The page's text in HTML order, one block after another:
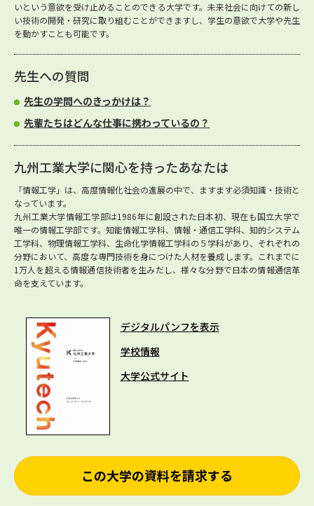
いという意欲を受け止めることのできる大学です。未来社会に向けての新し
い技術の開発・研究に取り組むことができますし、学生の意欲で大学や先生
を動かすことも可能です。
先生への質問
先生の学問へのきっかけは？
先輩たちはどんな仕事に携わっているの？
九州工業大学に関心を持ったあなたは
「情報工学」は、高度情報化社会の進展の中で、ますます必須知識・技術と
なっています。
九州工業大学情報工学部は1986年に創設された日本初、現在も国立大学で
唯一の情報工学部です。知能情報工学科、情報・通信工学科、知的システム
工学科、物理情報工学科、生命化学情報工学科の５学科があり、それぞれの
分野において、高度な専門技術を身につけた人材を養成します。これまでに
1万人を超える情報通信技術者を生みだし、様々な分野で日本の情報通信革
命を支えています。
デジタルパンフを表示
学校情報
大学公式サイト
この大学の資料を請求する